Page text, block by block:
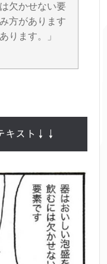
欠かせない要
方があります
ります。」
キスト↓↓